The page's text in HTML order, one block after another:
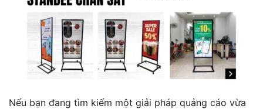
Nếu bạn đang tìm kiếm một giải pháp quảng cáo vừa